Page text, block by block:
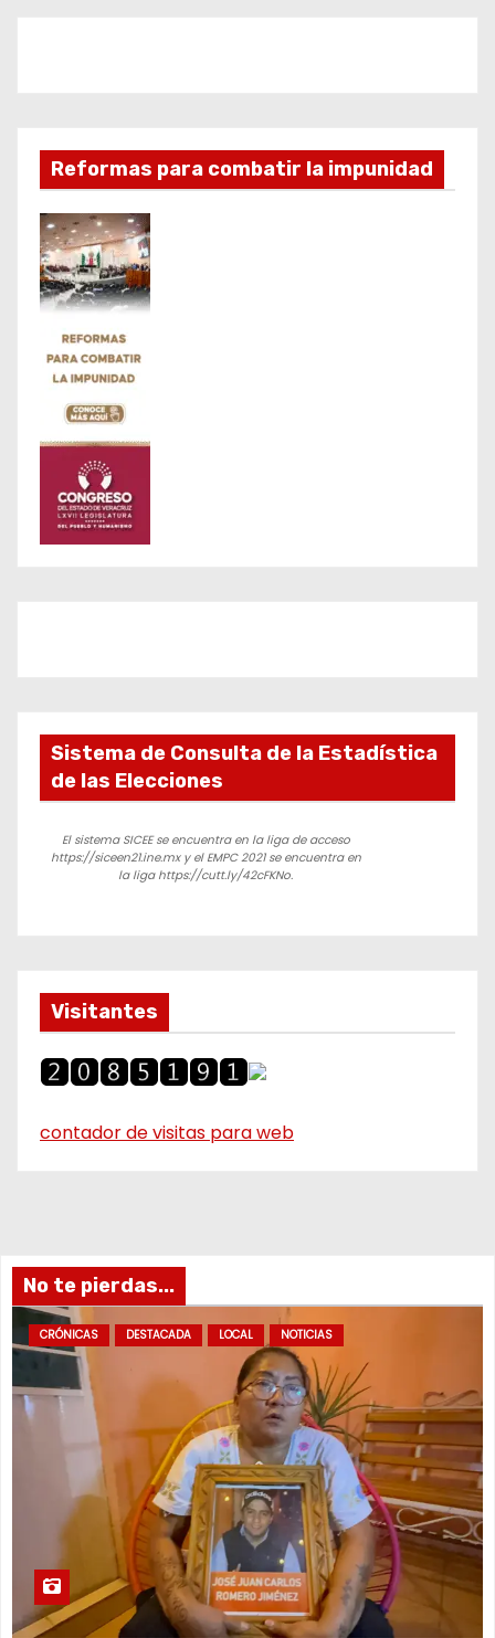
Reformas para combatir la impunidad
Sistema de Consulta de la Estadística
de las Elecciones
El sistema SICEE se encuentra en la liga de acceso
https://siceen21.ine.mx y el EMPC 2021 se encuentra en
la liga https://cutt.ly/42cFKNo.
Visitantes
contador de visitas para web
No te pierdas...
CRÓNICAS DESTACADA LOCAL NOTICIAS